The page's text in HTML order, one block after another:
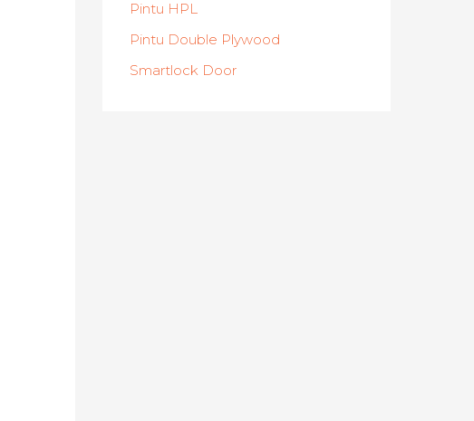
Pintu HPL
Pintu Double Plywood
Smartlock Door